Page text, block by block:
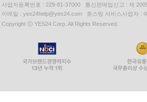
사업자등록번호 : 229-81-37000 통신판매업신고 : 제
이메일 : yes24help@yes24.com 호스팅 서비스사업자 :
Copyright ⓒ YES24 Corp. All Rights Reserved.